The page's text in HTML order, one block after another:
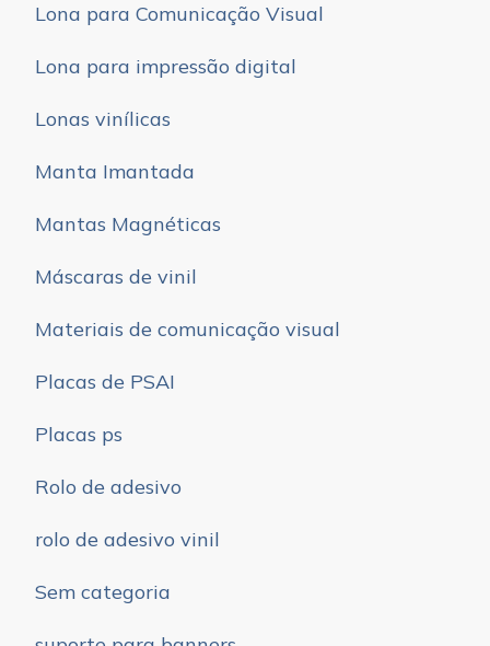
Lona para Comunicação Visual
Lona para impressão digital
Lonas vinílicas
Manta Imantada
Mantas Magnéticas
Máscaras de vinil
Materiais de comunicação visual
Placas de PSAI
Placas ps
Rolo de adesivo
rolo de adesivo vinil
Sem categoria